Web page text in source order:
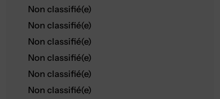
Non classifié(e)
Non classifié(e)
Non classifié(e)
Non classifié(e)
Non classifié(e)
Non classifié(e)